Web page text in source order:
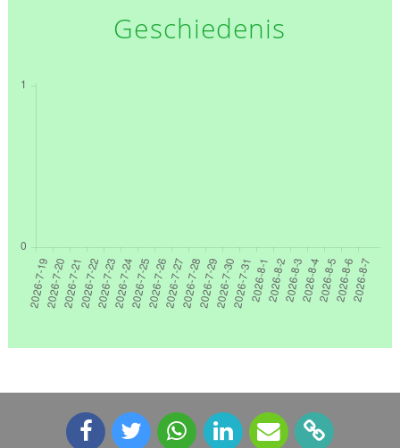
Geschiedenis